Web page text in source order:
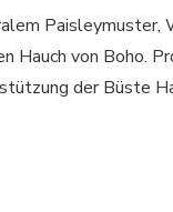
Paisleymuster,
Hauch von Boho.
der Büste